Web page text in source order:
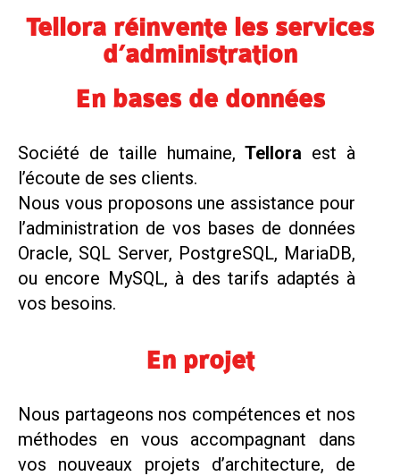
Tellora réinvente les services
d’administration
En bases de données
Société de taille humaine,Tellora est à
l’écoute de ses clients.
Nous vous proposons une assistance pour
l’administration de vos bases de données
Oracle, SQL Server, PostgreSQL, MariaDB,
ou encore MySQL, à des tarifs adaptés à
vos besoins.
En projet
Nous partageons nos compétences et nos
méthodes en vous accompagnant dans
vos nouveaux projets d’architecture, de